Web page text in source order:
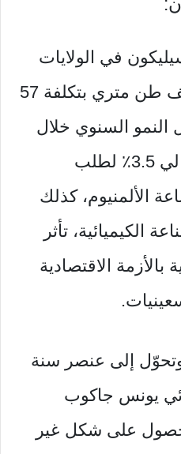
في الولايات
المتحدة حوالي 262 ألف طن متري بتكلفة 57
السنوي خلال
الفترة 1980-1995 حوالي 3.5٪ لطلب
الألمنيوم، كذلك
الكيميائية، تأثر
بالأزمة الاقتصادية
إلى عنصر سنة
يونس جاكوب
على شكل غير